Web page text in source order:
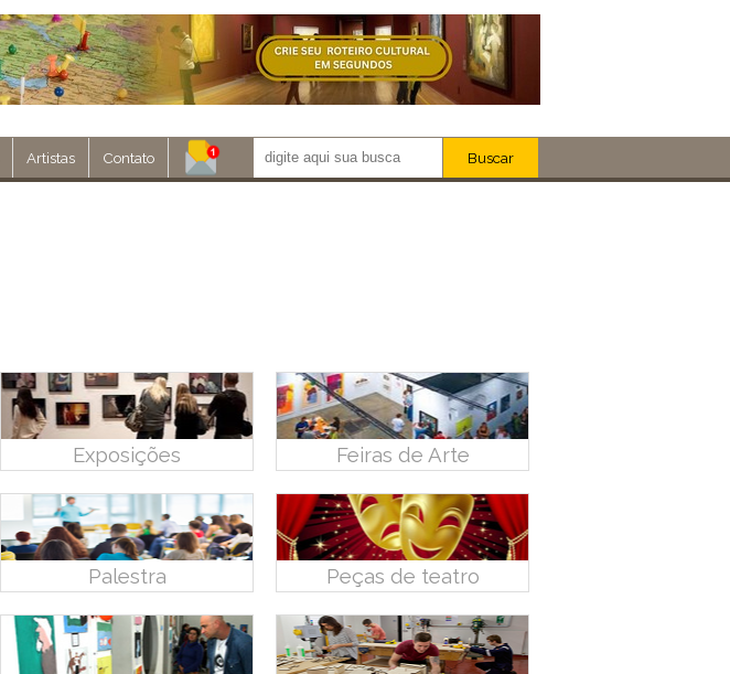
Artistas Contato Buscar
Exposições Feiras de Arte
Palestra Peças de teatro